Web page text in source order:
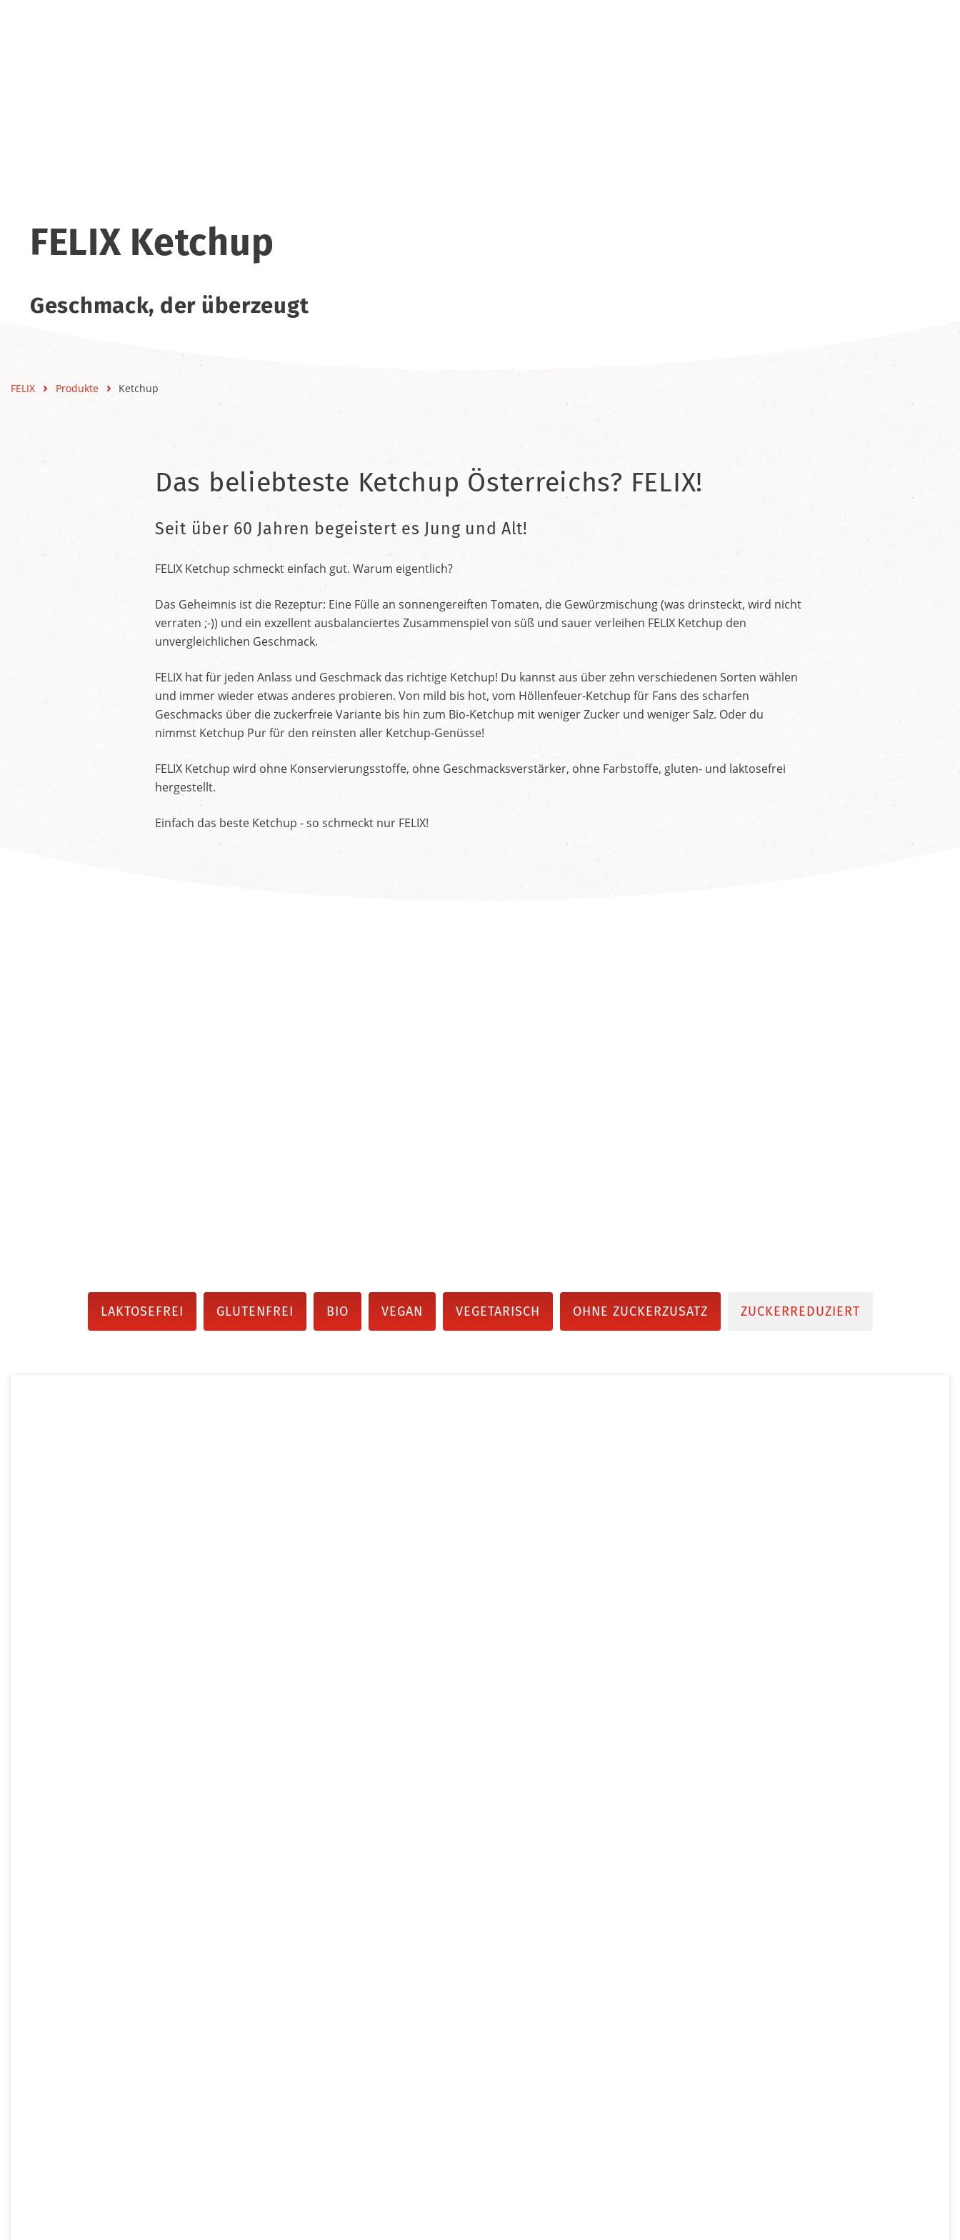
FELIX Ketchup
Geschmack, der überzeugt
FELIX Produkte Ketchup
Das beliebteste Ketchup Österreichs? FELIX!
Seit über 60 Jahren begeistert es Jung und Alt!
FELIX Ketchup schmeckt einfach gut. Warum eigentlich?
Das Geheimnis ist die Rezeptur: Eine Fülle an sonnengereiften Tomaten, die Gewürzmischung (was drinsteckt, wird nicht
verraten ;-)) und ein exzellent ausbalanciertes Zusammenspiel von süß und sauer verleihen FELIX Ketchup den
unvergleichlichen Geschmack.
FELIX hat für jeden Anlass und Geschmack das richtige Ketchup! Du kannst aus über zehn verschiedenen Sorten wählen
und immer wieder etwas anderes probieren. Von mild bis hot, vom Höllenfeuer-Ketchup für Fans des scharfen
Geschmacks über die zuckerfreie Variante bis hin zum Bio-Ketchup mit weniger Zucker und weniger Salz. Oder du
nimmst Ketchup Pur für den reinsten aller Ketchup-Genüsse!
FELIX Ketchup wird ohne Konservierungsstoffe, ohne Geschmacksverstärker, ohne Farbstoffe, gluten- und laktosefrei
hergestellt.
Einfach das beste Ketchup - so schmeckt nur FELIX!
LAKTOSEFREI GLUTENFREI BIO VEGAN VEGETARISCH OHNE ZUCKERZUSATZ ZUCKERREDUZIERT